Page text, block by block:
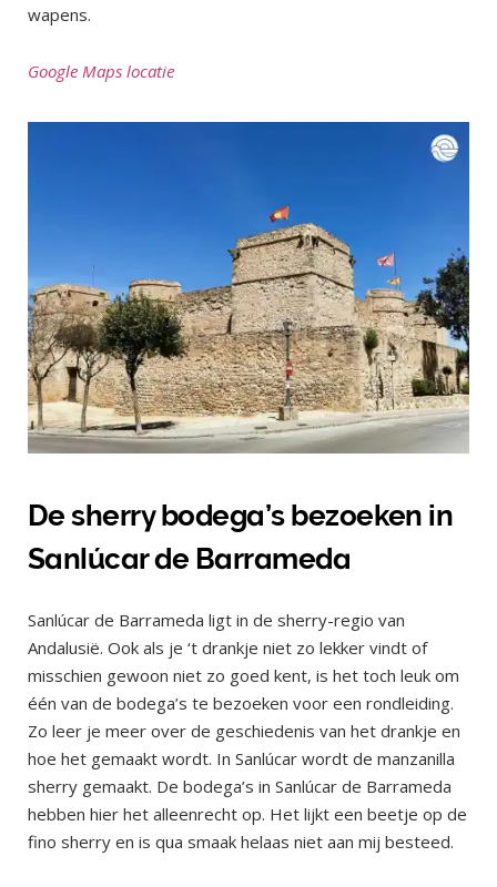
wapens.
Google Maps locatie
De sherry bodega’s bezoeken in
Sanlúcar de Barrameda
Sanlúcar de Barrameda ligt in de sherry-regio van
Andalusië. Ook als je ‘t drankje niet zo lekker vindt of
misschien gewoon niet zo goed kent, is het toch leuk om
één van de bodega’s te bezoeken voor een rondleiding.
Zo leer je meer over de geschiedenis van het drankje en
hoe het gemaakt wordt. In Sanlúcar wordt de manzanilla
sherry gemaakt. De bodega’s in Sanlúcar de Barrameda
hebben hier het alleenrecht op. Het lijkt een beetje op de
fino sherry en is qua smaak helaas niet aan mij besteed.